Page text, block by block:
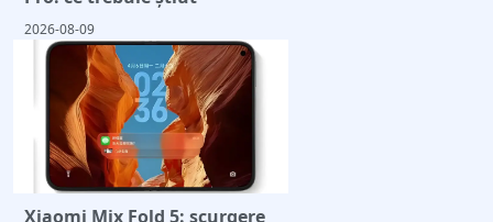
2026-08-09
Xiaomi Mix Fold 5: scurgere